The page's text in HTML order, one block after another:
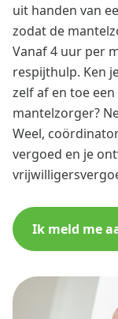
uit handen van
zodat de
Vanaf 4 uur per
respijthulp. Ken
zelf af en toe
mantelzorger?
Weel,
vergoed en je
Ik meld me